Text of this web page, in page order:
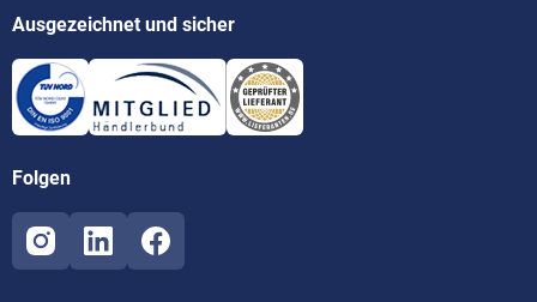
Ausgezeichnet und sicher
Folgen